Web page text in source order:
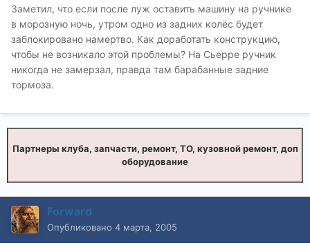
Заметил, что если после луж оставить машину на ручнике
в морозную ночь, утром одно из задних колёс будет
заблокировано намертво. Как доработать конструкцию,
чтобы не возникало этой проблемы? На Сьерре ручник
никогда не замерзал, правда там барабанные задние
тормоза.
Партнеры клуба, запчасти, ремонт, ТО, кузовной ремонт, доп
оборудование
Forward
Опубликовано 4 марта, 2005